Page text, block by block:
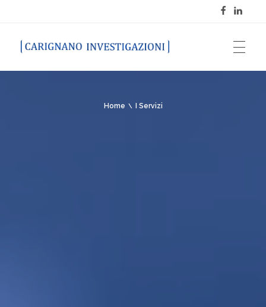
Carignano Investigazioni
Home I Servizi